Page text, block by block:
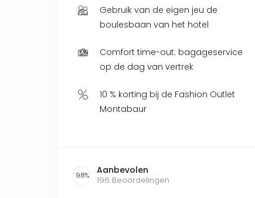
Gebruik van de eigen jeu de
boulesbaan van het hotel
Comfort time-out: bagageservice
op de dag van vertrek
10 % korting bij de Fashion Outlet
Montabaur
98% Aanbevolen
196 Beoordelingen